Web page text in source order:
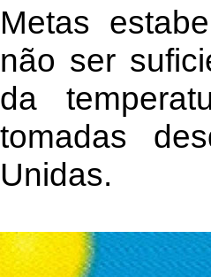
Metas
não ser
da
tomadas
Unidas.